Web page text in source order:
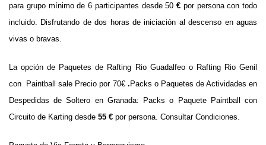
para grupo mínimo de 6 participantes desde 50 € por persona con todo
incluido. Disfrutando de dos horas de iniciación al descenso en aguas
vivas o bravas.
La opción de Paquetes de Rafting Rio Guadalfeo o Rafting Rio Genil
con Paintball sale Precio por 70€ .Packs o Paquetes de Actividades en
Despedidas de Soltero en Granada: Packs o Paquete Paintball con
Circuito de Karting desde 55 € por persona. Consultar Condiciones.